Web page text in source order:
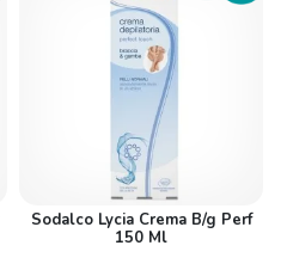
Sodalco Lycia Crema B/g Perf
150 Ml